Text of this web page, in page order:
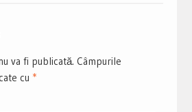
va fi publicată. Câmpurile
cu *